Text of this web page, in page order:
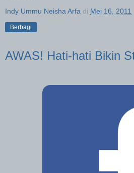
Indy Ummu Neisha Arfa di Mei 16, 2011
Berbagi
AWAS! Hati-hati Bikin